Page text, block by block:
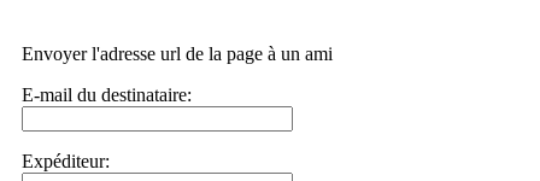
Envoyer l'adresse url de la page à un ami
E-mail du destinataire:
Expéditeur: